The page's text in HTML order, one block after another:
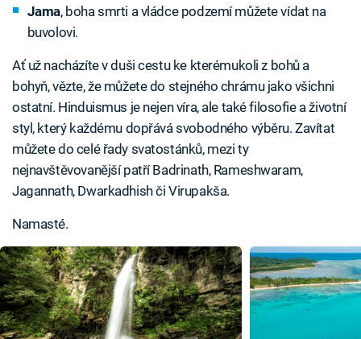
Jama, boha smrti a vládce podzemí můžete vídat na
buvolovi.
Ať už nacházíte v duši cestu ke kterémukoli z bohů a
bohyň, vězte, že můžete do stejného chrámu jako všichni
ostatní. Hinduismus je nejen víra, ale také filosofie a životní
styl, který každému dopřává svobodného výběru. Zavítat
můžete do celé řady svatostánků, mezi ty
nejnavštěvovanější patří Badrinath, Rameshwaram,
Jagannath, Dwarkadhish či Virupakša.
Namasté.